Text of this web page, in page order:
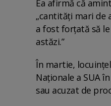
Ea afirmă că
„cantități mari de
a fost forțată să
astăzi.”
În martie,
Naționale a SUA
sau acuzat de